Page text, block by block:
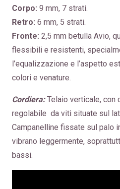
Corpo: 9 mm, 7 strati.
Retro: 6 mm, 5 strati.
Fronte: 2,5 mm betulla Avio,
flessibili e resistenti,
l’equalizzazione e l’aspetto
colori e venature.
Cordiera:Telaio verticale, con
regolabile da viti situate sul
Campanelline fissate sul palo
vibrano leggermente,
bassi.